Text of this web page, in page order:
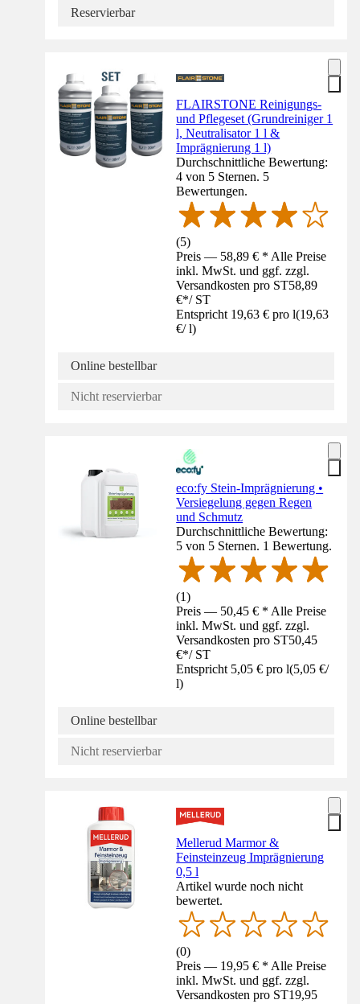
Reservierbar
FLAIRSTONE Reinigungs-
und Pflegeset (Grundreiniger 1
l, Neutralisator 1 l &
Imprägnierung 1 l)
Durchschnittliche Bewertung:
4 von 5 Sternen. 5
Bewertungen.
(5)
Preis — 58,89 € * Alle Preise
inkl. MwSt. und ggf. zzgl.
Versandkosten pro ST58,89
€*/ ST
Entspricht 19,63 € pro l(19,63
€/ l)
Online bestellbar
Nicht reservierbar
eco:fy Stein-Imprägnierung •
Versiegelung gegen Regen
und Schmutz
Durchschnittliche Bewertung:
5 von 5 Sternen. 1 Bewertung.
(1)
Preis — 50,45 € * Alle Preise
inkl. MwSt. und ggf. zzgl.
Versandkosten pro ST50,45
€*/ ST
Entspricht 5,05 € pro l(5,05 €/
l)
Online bestellbar
Nicht reservierbar
Mellerud Marmor &
Feinsteinzeug Imprägnierung
0,5 l
Artikel wurde noch nicht
bewertet.
(0)
Preis — 19,95 € * Alle Preise
inkl. MwSt. und ggf. zzgl.
Versandkosten pro ST19,95